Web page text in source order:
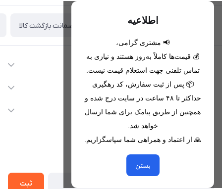
اطلاعیه
📢 مشتری گرامی،
💰 قیمت‌ها کاملاً به‌روز هستند و نیازی به
تماس تلفنی جهت استعلام قیمت نیست.
📦 پس از ثبت سفارش، کد رهگیری
حداکثر تا ۴۸ ساعت در سایت درج شده و
همچنین از طریق پیامک برای شما ارسال
خواهد شد.
🙏 از اعتماد و همراهی شما سپاسگزاریم.
بستن
تحویل اکسپرس(با هماهنگی) ضمانت بازگشت کالا
اطلاعات تماس
09221680256 - 09373782289
nikanmobstore@gmail.com
هرمزگان، بندرخمیر، شهرک رودبار
دسترسی سریع
لیست محصولات
خدمات مشتریان
حریم خصوصی
از جدید‌ترین تخفیف‌ها با‌ خبر شوید
ثبت